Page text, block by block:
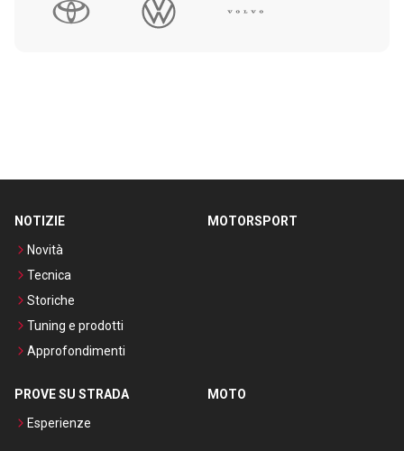
NOTIZIE
Novità
Tecnica
Storiche
Tuning e prodotti
Approfondimenti
MOTORSPORT
PROVE SU STRADA
Esperienze
MOTO